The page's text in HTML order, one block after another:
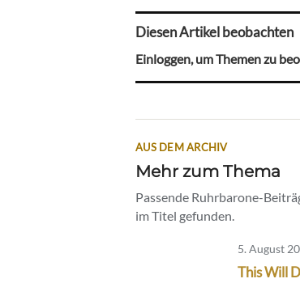
Diesen Artikel beobachten
Einloggen, um Themen zu
AUS DEM ARCHIV
Mehr zum Thema
Passende Ruhrbarone-
im Titel gefunden.
5. August
This Will